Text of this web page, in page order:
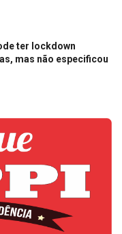
ter lockdown
mas não especificou